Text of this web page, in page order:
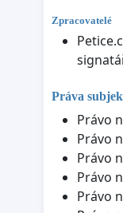
Zpracovatelé
Práva
Právo
Právo
Právo
Právo
Právo